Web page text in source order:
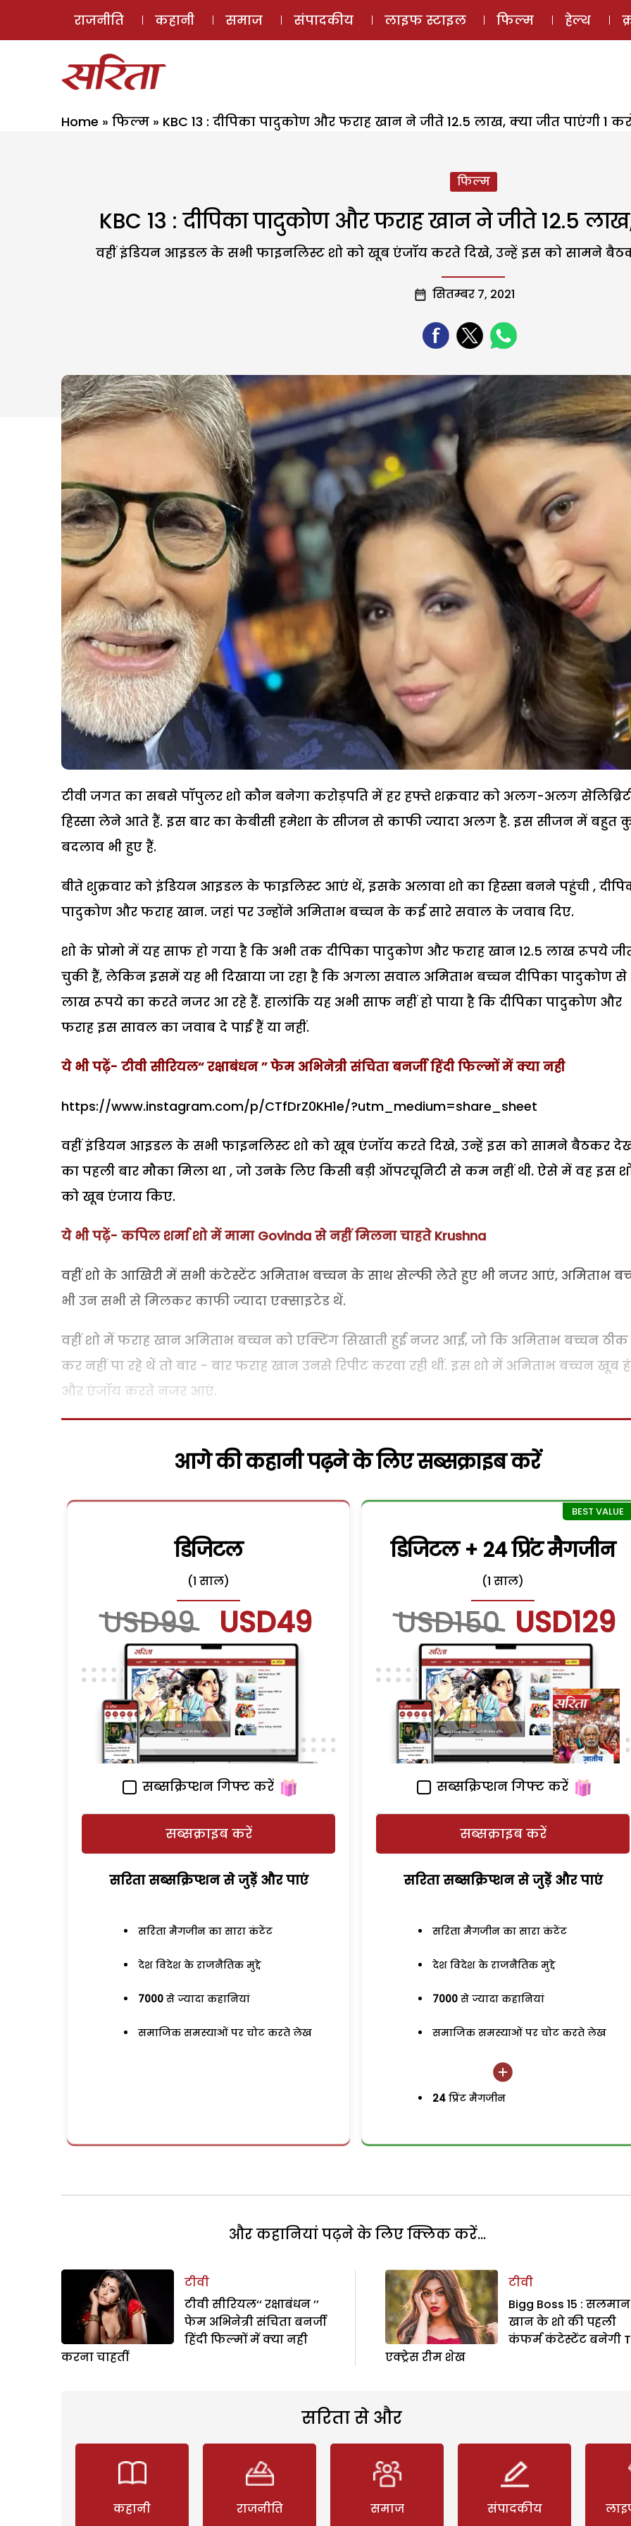
ई-मैगज़ीन
राजनीति कहानी समाज संपादकीय लाइफ स्टाइल फिल्म हेल्थ
Home » फिल्म » KBC 13 : दीपिका पादुकोण और फराह खान ने जीते 12.5 लाख, क्या जीत पाएंगी 1
फिल्म
KBC 13 : दीपिका पादुकोण और फराह खान ने जीते 12.5
वहीं इंडियन आइडल के सभी फाइनलिस्ट शो को खूब एंजॉय करते दिखे, उन्हें इस को सामने
सितम्बर 7, 2021
टीवी जगत का सबसे पॉपुलर शो कौन बनेगा करोड़पति में हर हफ्ते शक्रवार को अलग-अलग
हिस्सा लेने आते हैं. इस बार का केबीसी हमेशा के सीजन से काफी ज्यादा अलग है. इस सीजन में बहुत
बदलाव भी हुए हैं.
बीते शुक्रवार को इंडियन आइडल के फाइलिस्ट आएं थें, इसके अलावा शो का हिस्सा बनने पहुंची ,
पादुकोण और फराह खान. जहां पर उन्होंने अमिताभ बच्चन के कई सारे सवाल के जवाब दिए.
शो के प्रोमो में यह साफ हो गया है कि अभी तक दीपिका पादुकोण और फराह खान 12.5 लाख रूपये
चुकी हैं, लेकिन इसमें यह भी दिखाया जा रहा है कि अगला सवाल अमिताभ बच्चन दीपिका पादुकोण से
लाख रूपये का करते नजर आ रहे हैं. हालांकि यह अभी साफ नहीं हो पाया है कि दीपिका पादुकोण और
फराह इस सावल का जवाब दे पाई हैं या नहीं.
ये भी पढ़ें- टीवी सीरियल‘‘ रक्षाबंधन ’’ फेम अभिनेत्री संचिता बनर्जी हिंदी फिल्मों में क्या नही
https://www.instagram.com/p/CTfDrZ0KH1e/?utm_medium=share_sheet
वहीं इंडियन आइडल के सभी फाइनलिस्ट शो को खूब एंजॉय करते दिखे, उन्हें इस को सामने बैठकर
का पहली बार मौका मिला था , जो उनके लिए किसी बड़ी ऑपरचूनिटी से कम नहीं थी. ऐसे में वह इस
को खूब एंजाय किए.
ये भी पढ़ें- कपिल शर्मा शो में मामा Govinda से नहीं मिलना चाहते Krushna
वहीं शो के आखिरी में सभी कंटेस्टेंट अमिताभ बच्चन के साथ सेल्फी लेते हुए भी नजर आएं, अमिताभ
भी उन सभी से मिलकर काफी ज्यादा एक्साइटेड थें.
वहीं शो में फराह खान अमिताभ बच्चन को एक्टिंग सिखाती हुई नजर आईं, जो कि अमिताभ बच्चन
कर नहीं पा रहे थें तो बार - बार फराह खान उनसे रिपीट करवा रही थीं. इस शो में अमिताभ बच्चन खूब
और एंजॉय करते नजर आएं.
आगे की कहानी पढ़ने के लिए सब्सक्राइब करें
डिजिटल
(1 साल)
USD99 USD49
सब्सक्रिप्शन गिफ्ट करें
सब्सक्राइब करें
सरिता सब्सक्रिप्शन से जुड़ेें और पाएं
सरिता मैगजीन का सारा कंटेंट
देश विदेश के राजनैतिक मुद्दे
7000 से ज्यादा कहानियां
समाजिक समस्याओं पर चोट करते लेख
डिजिटल + 24 प्रिंट मैगजीन
(1 साल)
USD150 USD129
सब्सक्रिप्शन गिफ्ट करें
सब्सक्राइब करें
सरिता सब्सक्रिप्शन से जुड़ेें और पाएं
सरिता मैगजीन का सारा कंटेंट
देश विदेश के राजनैतिक मुद्दे
7000 से ज्यादा कहानियां
समाजिक समस्याओं पर चोट करते लेख
24 प्रिंट मैगजीन
और कहानियां पढ़ने के लिए क्लिक करें...
टीवी
टीवी सीरियल‘‘ रक्षाबंधन ’’
फेम अभिनेत्री संचिता बनर्जी
हिंदी फिल्मों में क्या नही
करना चाहतीं
टीवी
Bigg Boss 15 : सलमान
खान के शो की पहली
कंफर्म कंटेस्टेंट बनेगी
एक्ट्रेस रीम शेख
सरिता से और
कहानी राजनीति समाज संपादकीय